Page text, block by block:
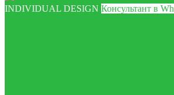
INDIVIDUAL DESIGN Консультант в